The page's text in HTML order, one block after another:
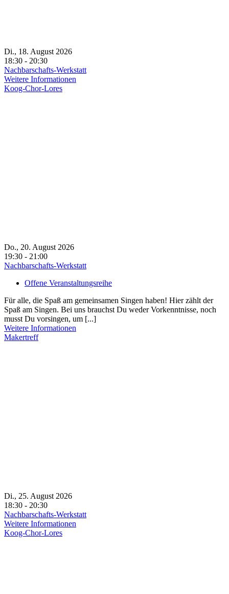
Di., 18. August 2026
18:30 - 20:30
Nachbarschafts-Werkstatt
Weitere Informationen
Koog-Chor-Lores
Do., 20. August 2026
19:30 - 21:00
Nachbarschafts-Werkstatt
Offene Veranstaltungsreihe
Für alle, die Spaß am gemeinsamen Singen haben! Hier zählt der
Spaß am Singen. Bei uns brauchst Du weder Vorkenntnisse, noch
musst Du vorsingen, um [...]
Weitere Informationen
Makertreff
Di., 25. August 2026
18:30 - 20:30
Nachbarschafts-Werkstatt
Weitere Informationen
Koog-Chor-Lores